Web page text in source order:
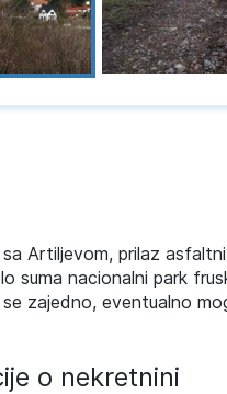
Artiljevom, prilaz
suma nacionalni park
zajedno, eventualno
o nekretnini